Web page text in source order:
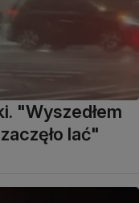
"Wyszedłem
lać"